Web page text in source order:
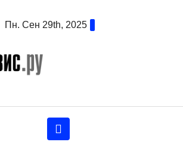
Пн. Сен 29th, 2025